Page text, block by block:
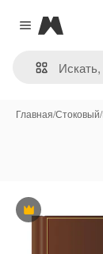
Close menu
Magnific
Главная/Стоковый/
Премиум